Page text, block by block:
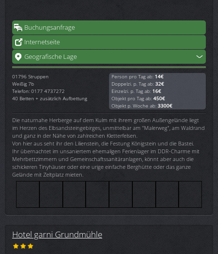
Buchungsanfrage
Internetseite
Geografische Lage
01796 Struppen
Weißig 7b
Telefon: 0177 4737272
40 Betten + zusätzlich Aufbettung
Person pro Tag ab: 14€
Doppelzi. p. Tag ab: 32€
Einzelzi. p. Tag ab: 16€
Objekt pro Tag ab: 450€
Objekt p. Woche ab: 3300€
Die naturnahe Herberge auf dem Kulm mit ihrem großen Außengelände liegt
im Herzen des Elbsandsteingebirges, unmittelbar am "Malerweg", am Waldrand
und ganz in der Nähe von zahlreichen Kletterfelsen.
Von hier aus seht ihr den Lilienstein, die Festung Königstein und die Bastei.
Ihr übernachtet im unsaniertem ehemaligen Ferienlager im DDR-Charme mit
Mehrbettzimmern und Gemeinschaftssanitäranlagen, könnt aber auch die
schickeren Tinyhäuser oder eine urige einfache Berghütte oder das ganze
Gelände mit Zeltplatz mieten.
Hotel garni Grundmühle